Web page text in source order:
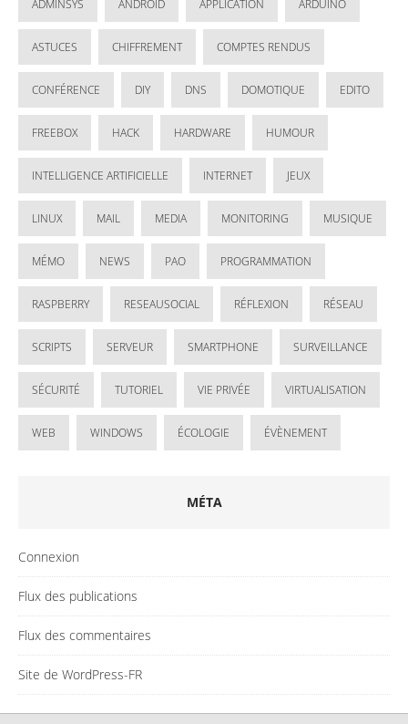
ADMINSYS ANDROID APPLICATION ARDUINO
ASTUCES CHIFFREMENT COMPTES RENDUS
CONFÉRENCE DIY DNS DOMOTIQUE EDITO
FREEBOX HACK HARDWARE HUMOUR
INTELLIGENCE ARTIFICIELLE INTERNET JEUX
LINUX MAIL MEDIA MONITORING MUSIQUE
MÉMO NEWS PAO PROGRAMMATION
RASPBERRY RESEAUSOCIAL RÉFLEXION RÉSEAU
SCRIPTS SERVEUR SMARTPHONE SURVEILLANCE
SÉCURITÉ TUTORIEL VIE PRIVÉE VIRTUALISATION
WEB WINDOWS ÉCOLOGIE ÉVÈNEMENT
MÉTA
Connexion
Flux des publications
Flux des commentaires
Site de WordPress-FR